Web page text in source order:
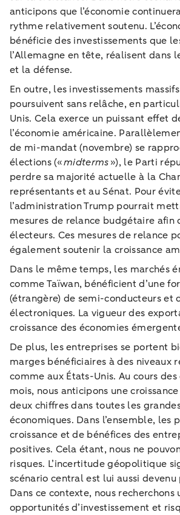
anticipons que l’économie
rythme relativement soutenu.
bénéficie des investissements que
l’Allemagne en tête, réalisent dans
et la défense.
En outre, les investissements massifs
poursuivent sans relâche, en
Unis. Cela exerce un puissant effet
l’économie américaine.
de mi-mandat (novembre) se
élections («midterms»), le Parti
perdre sa majorité actuelle à la
représentants et au Sénat. Pour
l’administration Trump pourrait
mesures de relance budgétaire afin
électeurs. Ces mesures de relance
également soutenir la croissance
Dans le même temps, les marchés
comme Taïwan, bénéficient d’une
(étrangère) de semi-conducteurs et
électroniques. La vigueur des
croissance des économies
De plus, les entreprises se portent
marges bénéficiaires à des niveaux
comme aux États-Unis. Au cours
mois, nous anticipons une
deux chiffres dans toutes les
économiques. Dans l’ensemble, les
croissance et de bénéfices des
positives. Cela étant, nous ne
risques. L’incertitude géopolitique
scénario central est lui aussi
Dans ce contexte, nous
opportunités d’investissement et